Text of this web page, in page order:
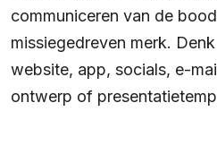
communiceren van de
missiegedreven merk.
website, app, socials, e-
ontwerp of